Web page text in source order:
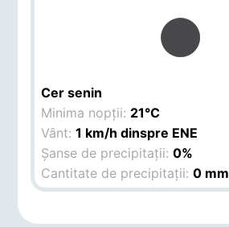
Cer senin
Minima nopții: 21°C
Vânt:1 km/h dinspre ENE
Șanse de precipitații:0%
Cantitate de precipitații:0 mm